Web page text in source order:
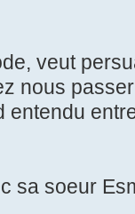
veut
nous
entendu
sa soeur